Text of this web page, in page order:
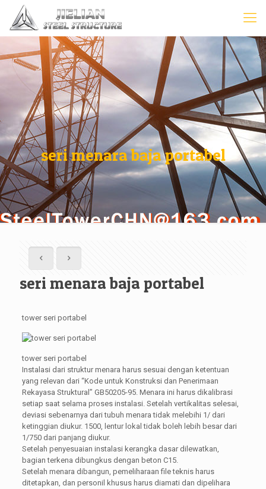
seri menara baja portabel
seri menara baja portabel
tower seri portabel
tower seri portabel
Instalasi dari struktur menara harus sesuai dengan ketentuan
yang relevan dari “Kode untuk Konstruksi dan Penerimaan
Rekayasa Struktural” GB50205-95. Menara ini harus dikalibrasi
setiap saat selama proses instalasi. Setelah vertikalitas selesai,
deviasi sebenarnya dari tubuh menara tidak melebihi 1/ dari
ketinggian diukur. 1500, lentur lokal tidak boleh lebih besar dari
1/750 dari panjang diukur.
Setelah penyesuaian instalasi kerangka dasar dilewatkan,
bagian terkena dibungkus dengan beton C15.
Setelah menara dibangun, pemeliharaan file teknis harus
ditetapkan, dan personil khusus harus diamati dan dipelihara